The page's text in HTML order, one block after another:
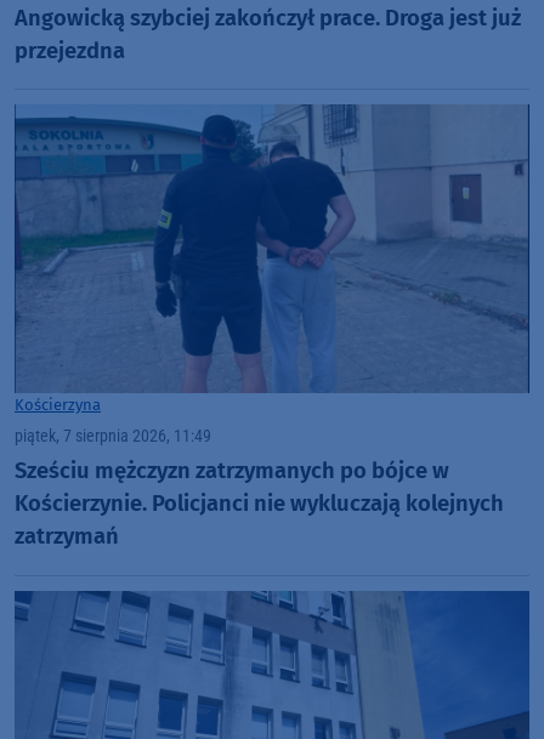
Angowicką szybciej zakończył prace. Droga jest już
przejezdna
Kościerzyna
piątek, 7 sierpnia 2026, 11:49
Sześciu mężczyzn zatrzymanych po bójce w
Kościerzynie. Policjanci nie wykluczają kolejnych
zatrzymań